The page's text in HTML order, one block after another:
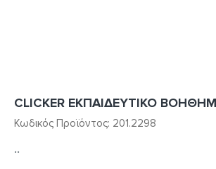
Κωδικός Προϊόντος: 201.2298
CLICKER ΕΚΠΑΙΔΕΥΤΙΚΟ
..